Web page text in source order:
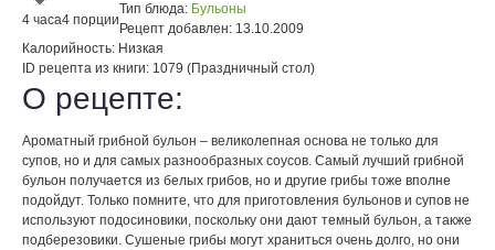
4 часа4 порции
Тип блюда: Бульоны
Рецепт добавлен: 13.10.2009
Калорийность: Низкая
ID рецепта из книги: 1079 (Праздничный стол)
О рецепте:
Ароматный грибной бульон – великолепная основа не только для
супов, но и для самых разнообразных соусов. Самый лучший грибной
бульон получается из белых грибов, но и другие грибы тоже вполне
подойдут. Только помните, что для приготовления бульонов и супов не
используют подосиновики, поскольку они дают темный бульон, а также
подберезовики. Сушеные грибы могут храниться очень долго, но они